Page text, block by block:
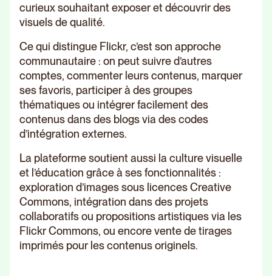
curieux souhaitant exposer et découvrir des
visuels de qualité.
Ce qui distingue Flickr, c’est son approche
communautaire : on peut suivre d’autres
comptes, commenter leurs contenus, marquer
ses favoris, participer à des groupes
thématiques ou intégrer facilement des
contenus dans des blogs via des codes
d’intégration externes.
La plateforme soutient aussi la culture visuelle
et l’éducation grâce à ses fonctionnalités :
exploration d’images sous licences Creative
Commons, intégration dans des projets
collaboratifs ou propositions artistiques via les
Flickr Commons, ou encore vente de tirages
imprimés pour les contenus originels.